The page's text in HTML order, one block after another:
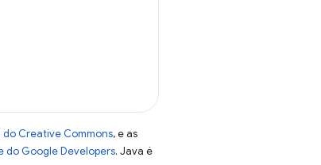
Creative Commons, e as
do Google Developers. Java é